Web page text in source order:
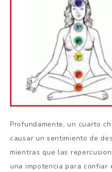
Profundamente, un cuarto
causar un sentimiento de
mientras que las
una impotencia para confiar